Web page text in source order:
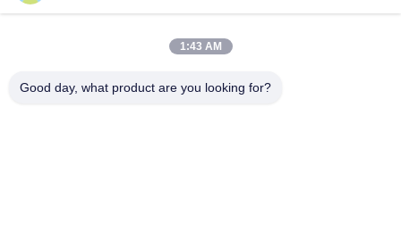
Co., Ltd
1:43 AM
Good day, what product are you looking for?